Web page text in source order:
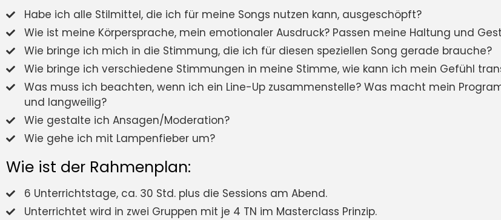
Habe ich alle Stilmittel, die ich für meine Songs nutzen kann, ausgeschöpft?
Wie ist meine Körpersprache, mein emotionaler Ausdruck? Passen meine Haltung und
Wie bringe ich mich in die Stimmung, die ich für diesen speziellen Song gerade brauche?
Wie bringe ich verschiedene Stimmungen in meine Stimme, wie kann ich mein Gefühl
Was muss ich beachten, wenn ich ein Line-Up zusammenstelle? Was macht mein
und langweilig?
Wie gestalte ich Ansagen/Moderation?
Wie gehe ich mit Lampenfieber um?
Wie ist der Rahmenplan:
6 Unterrichtstage, ca. 30 Std. plus die Sessions am Abend.
Unterrichtet wird in zwei Gruppen mit je 4 TN im Masterclass Prinzip.